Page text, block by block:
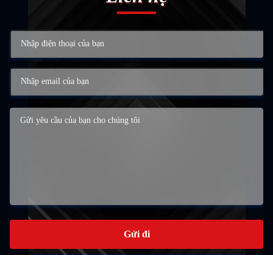
Gửi đi